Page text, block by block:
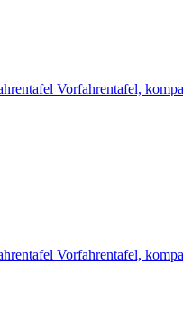
Vorfahrentafel,
Vorfahrentafel,